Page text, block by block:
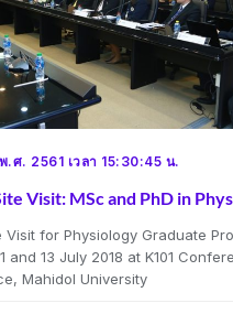
.ศ. 2561 เวลา 15:30:45 น.
Visit: MSc and PhD in
Visit for Physiology Graduate
and 13 July 2018 at K101
Mahidol University